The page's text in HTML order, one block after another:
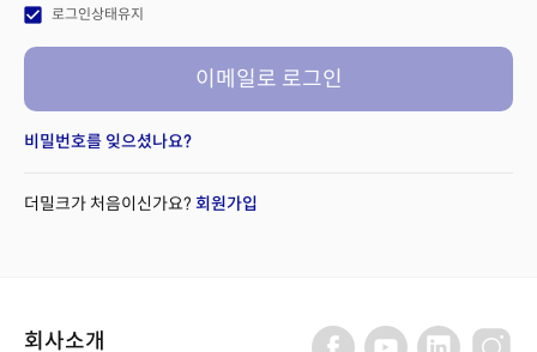
check_box 로그인상태유지
이메일로 로그인
비밀번호를 잊으셨나요?
더밀크가 처음이신가요? 회원가입
회사소개